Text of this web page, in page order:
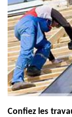
Confiez les